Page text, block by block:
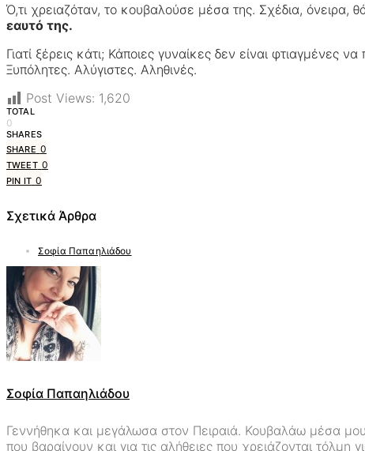
Ό,τι χρειαζόταν, το κουβαλούσε μέσα της. Σχέδια, όνειρα,
εαυτό της.
Γιατί ξέρεις κάτι; Κάποιες γυναίκες δεν είναι
Ξυπόλητες. Αλύγιστες. Αληθινές.
Post Views: 1,620
TOTAL
0
SHARES
SHARE 0
TWEET 0
PIN IT 0
Σχετικά Άρθρα
Σοφία Παπαηλιάδου
Σοφία Παπαηλιάδου
Γεννήθηκα και μεγάλωσα στον Πειραιά. Κουβαλάω μέσα
που βαραίνουν και για τις αλήθειες που χρειάζονται